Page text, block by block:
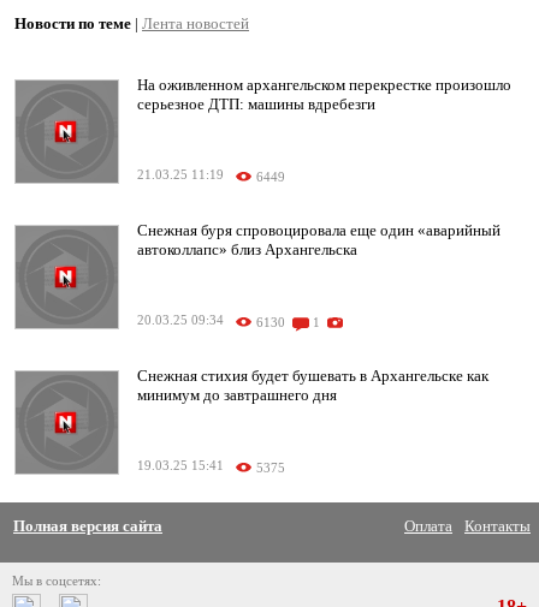
Новости по теме | Лента новостей
На оживленном архангельском перекрестке произошло
серьезное ДТП: машины вдребезги
21.03.25 11:19 6449
Снежная буря спровоцировала еще один «аварийный
автоколлапс» близ Архангельска
20.03.25 09:34 6130 1
Снежная стихия будет бушевать в Архангельске как
минимум до завтрашнего дня
19.03.25 15:41 5375
Полная версия сайта Оплата Контакты
Мы в соцсетях: